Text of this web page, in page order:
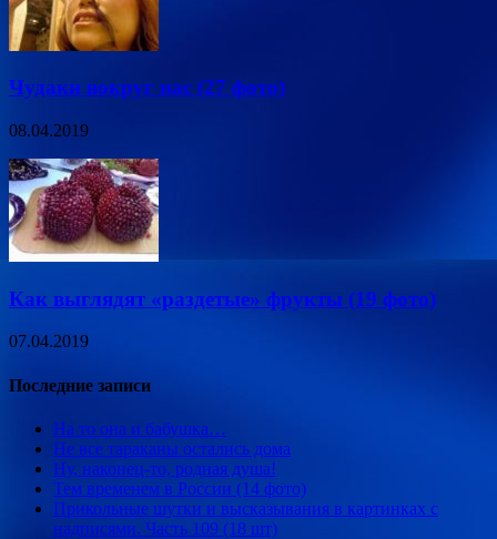
Чудаки вокруг нас (27 фото)
08.04.2019
Как выглядят «раздетые» фрукты (19 фото)
07.04.2019
Последние записи
На то она и бабушка…
Не все тараканы остались дома
Ну, наконец-то, родная душа!
Тем временем в России (14 фото)
Прикольные шутки и высказывания в картинках с
надписями. Часть 109 (18 шт)